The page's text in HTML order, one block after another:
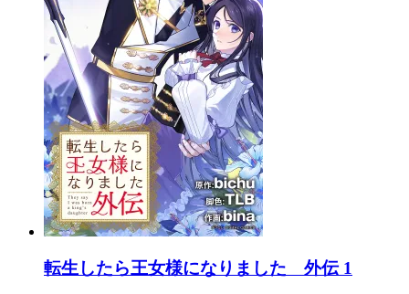
転生したら王女様になりました 外伝 1